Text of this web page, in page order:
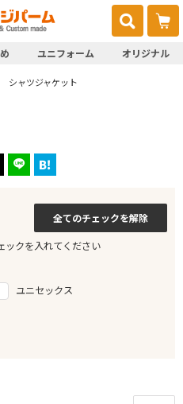
ユニフォーム オリジナル
シャツジャケット
全てのチェックを解除
ックを入れてください
ユニセックス